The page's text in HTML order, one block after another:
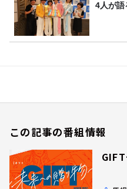
4人が語
この記事の番組情報